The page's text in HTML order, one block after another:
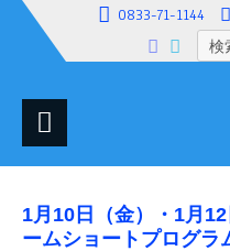
0833-71-1144
検
索:
1月10日（金）・1月
ームショートプログラ